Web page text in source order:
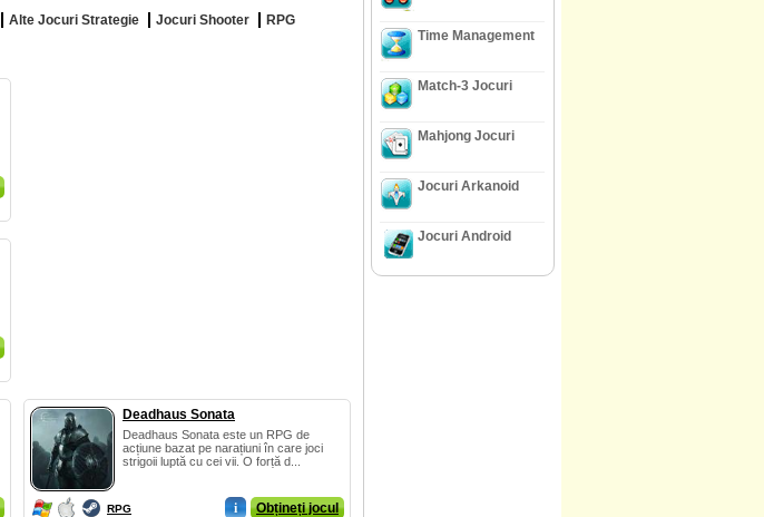
Alte Jocuri Strategie Jocuri Shooter RPG
Deadhaus Sonata
Deadhaus Sonata este un RPG de
acțiune bazat pe narațiuni în care joci
strigoii luptă cu cei vii. O forță d...
RPG i Obțineți jocul
Time Management
Match-3 Jocuri
Mahjong Jocuri
Jocuri Arkanoid
Jocuri Android